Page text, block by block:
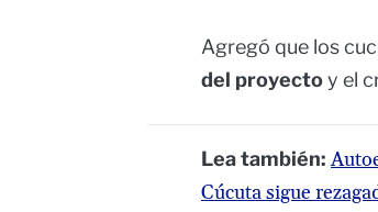
Agregó que los
del proyectoy el
Lea también:
Cúcuta sigue